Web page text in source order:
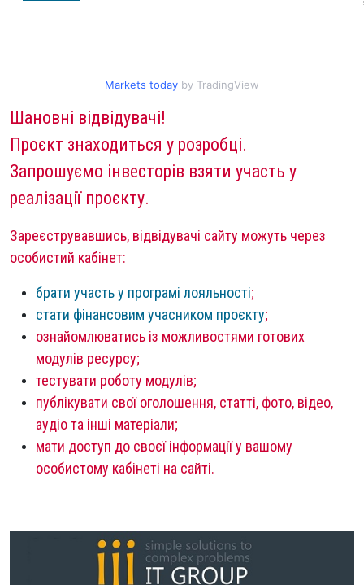
Markets today by TradingView
Шановні відвідувачі!
Проєкт знаходиться у розробці.
Запрошуємо інвесторів взяти участь у
реалізації проєкту.
Зареєструвавшись, відвідувачі сайту можуть через
особистий кабінет:
брати участь у програмі лояльності;
стати фінансовим учасником проєкту;
ознайомлюватись із можливостями готових
модулів ресурсу;
тестувати роботу модулів;
публікувати свої оголошення, статті, фото, відео,
аудіо та інші матеріали;
мати доступ до своєї інформації у вашому
особистому кабінеті на сайті.